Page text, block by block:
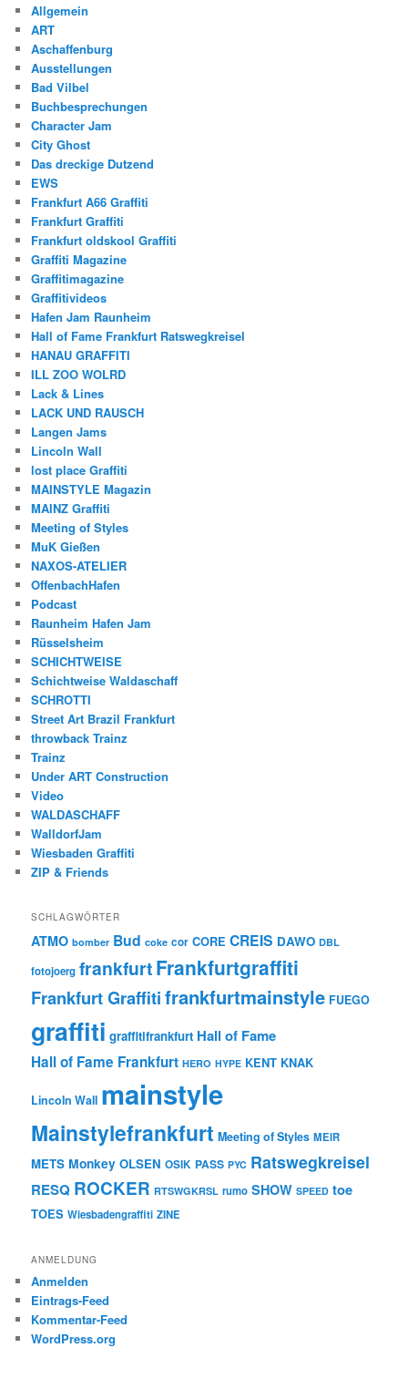
Allgemein
ART
Aschaffenburg
Ausstellungen
Bad Vilbel
Buchbesprechungen
Character Jam
City Ghost
Das dreckige Dutzend
EWS
Frankfurt A66 Graffiti
Frankfurt Graffiti
Frankfurt oldskool Graffiti
Graffiti Magazine
Graffitimagazine
Graffitivideos
Hafen Jam Raunheim
Hall of Fame Frankfurt Ratswegkreisel
HANAU GRAFFITI
ILL ZOO WOLRD
Lack & Lines
LACK UND RAUSCH
Langen Jams
Lincoln Wall
lost place Graffiti
MAINSTYLE Magazin
MAINZ Graffiti
Meeting of Styles
MuK Gießen
NAXOS-ATELIER
OffenbachHafen
Podcast
Raunheim Hafen Jam
Rüsselsheim
SCHICHTWEISE
Schichtweise Waldaschaff
SCHROTTI
Street Art Brazil Frankfurt
throwback Trainz
Trainz
Under ART Construction
Video
WALDASCHAFF
WalldorfJam
Wiesbaden Graffiti
ZIP & Friends
SCHLAGWÖRTER
ATMO bomber Bud coke cor CORE CREIS DAWO DBL
fotojoerg frankfurtFrankfurtgraffiti
Frankfurt Graffitifrankfurtmainstyle FUEGO
graffiti graffitifrankfurt Hall of Fame
Hall of Fame Frankfurt HERO HYPE KENT KNAK
Lincoln Wall mainstyle
Mainstylefrankfurt Meeting of Styles MEIR
METS Monkey OLSEN OSIK PASS PYC Ratswegkreisel
RESQ ROCKER RTSWGKRSL rumo SHOW SPEED toe
TOES Wiesbadengraffiti ZINE
ANMELDUNG
Anmelden
Eintrags-Feed
Kommentar-Feed
WordPress.org